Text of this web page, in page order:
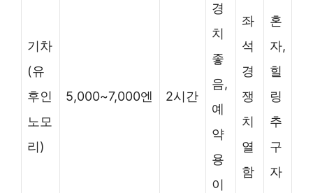
기차
(유
후인
노모
리)
5,000~7,000엔 2시간
경
치
좋
음,
예
약
용
이
좌
석
경
쟁
치
열
함
혼
자,
힐
링
추
구
자